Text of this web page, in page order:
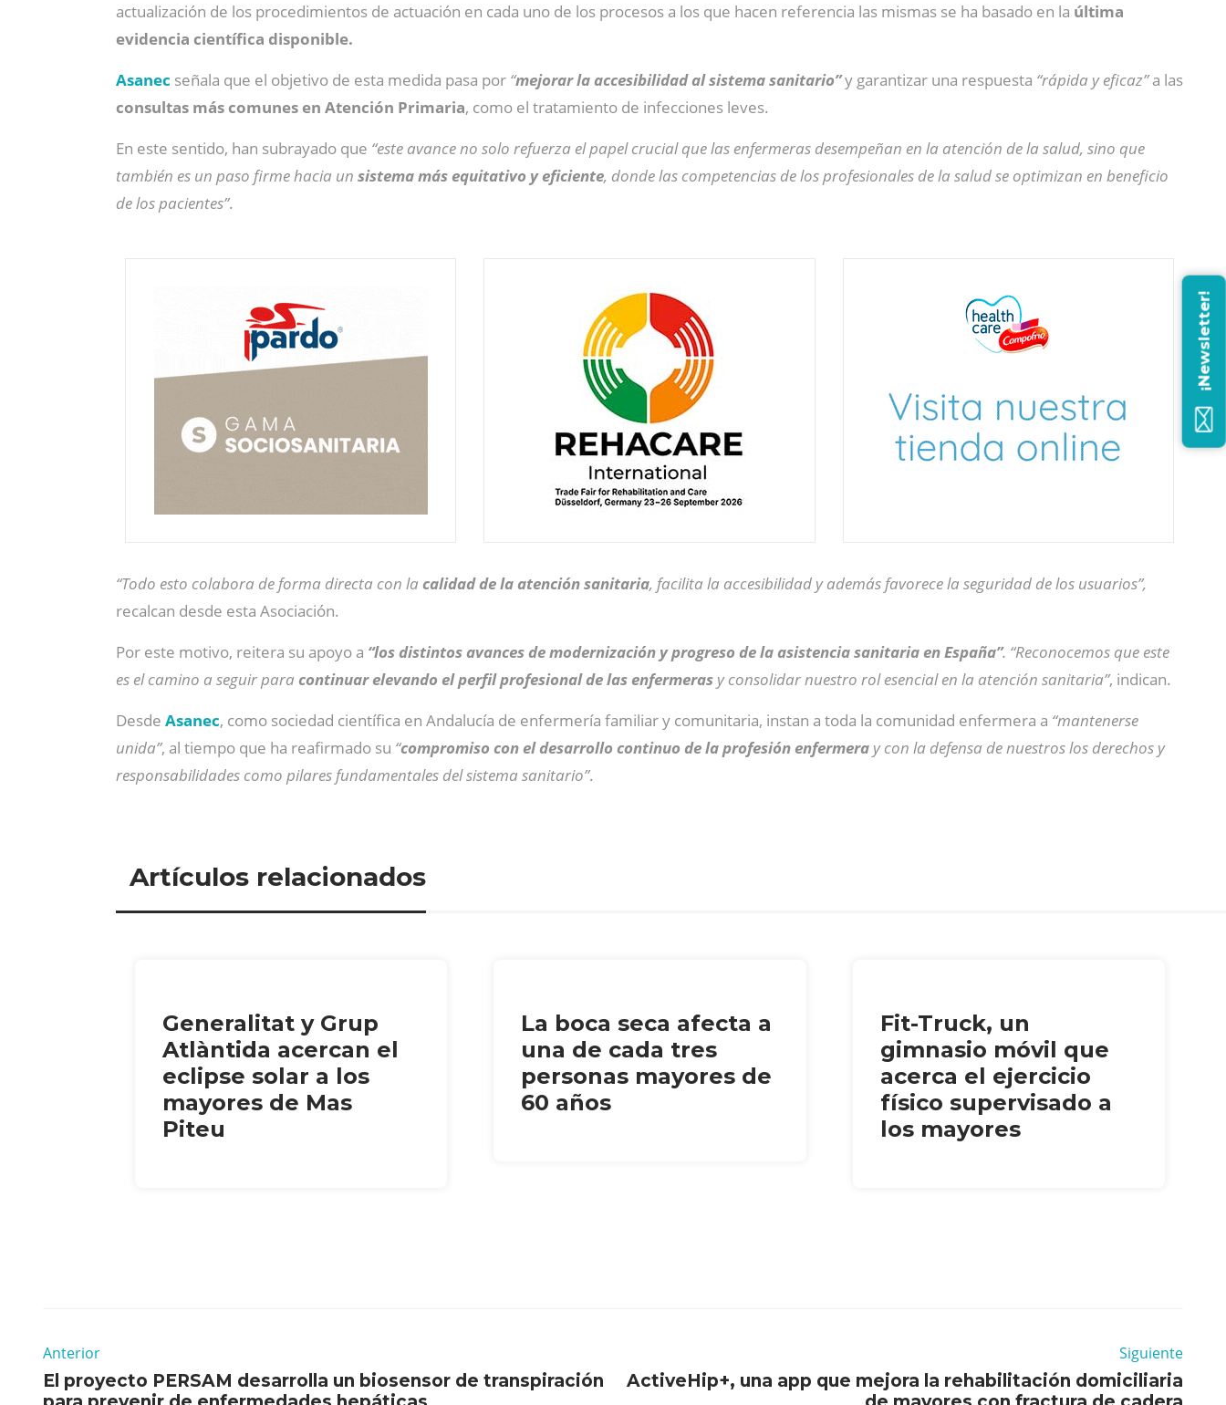
actualización de los procedimientos de actuación en cada uno de los procesos a los que hacen referencia las mismas se ha basado en la última
evidencia científica disponible.
Asanec señala que el objetivo de esta medida pasa por “mejorar la accesibilidad al sistema sanitario”y garantizar una respuesta “rápida y eficaz”a las
consultas más comunes en Atención Primaria, como el tratamiento de infecciones leves.
En este sentido, han subrayado que “este avance no solo refuerza el papel crucial que las enfermeras desempeñan en la atención de la salud, sino que
también es un paso firme hacia un sistema más equitativo y eficiente, donde las competencias de los profesionales de la salud se optimizan en beneficio
de los pacientes”.
“Todo esto colabora de forma directa con la calidad de la atención sanitaria, facilita la accesibilidad y además favorece la seguridad de los usuarios”,
recalcan desde esta Asociación.
Por este motivo, reitera su apoyo a “los distintos avances de modernización y progreso de la asistencia sanitaria en España”. “Reconocemos que este
es el camino a seguir para continuar elevando el perfil profesional de las enfermeras y consolidar nuestro rol esencial en la atención sanitaria”, indican.
Desde Asanec, como sociedad científica en Andalucía de enfermería familiar y comunitaria, instan a toda la comunidad enfermera a “mantenerse
unida”, al tiempo que ha reafirmado su “compromiso con el desarrollo continuo de la profesión enfermera y con la defensa de nuestros los derechos y
responsabilidades como pilares fundamentales del sistema sanitario”.
Artículos relacionados
Generalitat y Grup
Atlàntida acercan el
eclipse solar a los
mayores de Mas
Piteu
La boca seca afecta a
una de cada tres
personas mayores de
60 años
Fit-Truck, un
gimnasio móvil que
acerca el ejercicio
físico supervisado a
los mayores
Anterior
El proyecto PERSAM desarrolla un biosensor de transpiración
Siguiente
ActiveHip+, una app que mejora la rehabilitación domiciliaria
¡Newsletter!